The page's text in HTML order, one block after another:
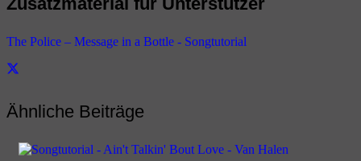
The Police – Message in a Bottle - Songtutorial
Ähnliche Beiträge